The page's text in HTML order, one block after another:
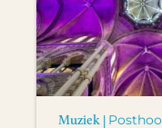
Muziek |